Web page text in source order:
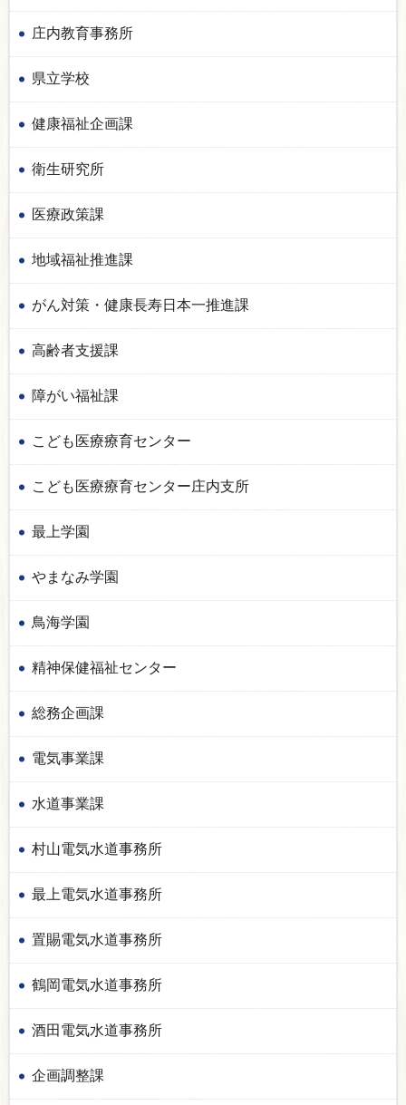
庄内教育事務所
県立学校
健康福祉企画課
衛生研究所
医療政策課
地域福祉推進課
がん対策・健康長寿日本一推進課
高齢者支援課
障がい福祉課
こども医療療育センター
こども医療療育センター庄内支所
最上学園
やまなみ学園
鳥海学園
精神保健福祉センター
総務企画課
電気事業課
水道事業課
村山電気水道事務所
最上電気水道事務所
置賜電気水道事務所
鶴岡電気水道事務所
酒田電気水道事務所
企画調整課